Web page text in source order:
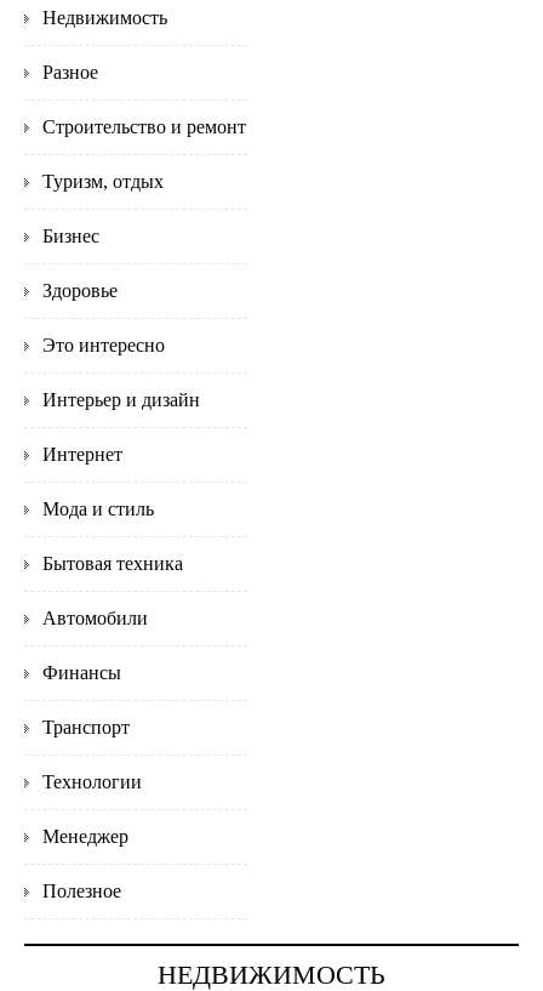
Недвижимость
Разное
Строительство и ремонт
Туризм, отдых
Бизнес
Здоровье
Это интересно
Интерьер и дизайн
Интернет
Мода и стиль
Бытовая техника
Автомобили
Финансы
Транспорт
Технологии
Менеджер
Полезное
НЕДВИЖИМОСТЬ